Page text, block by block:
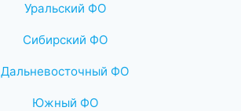
Уральский ФО
Сибирский ФО
Дальневосточный ФО
Южный ФО